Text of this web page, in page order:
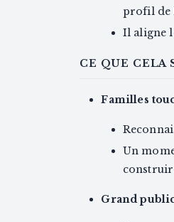
profil de
Il aligne
CE QUE CELA
Familles
Un
Grand